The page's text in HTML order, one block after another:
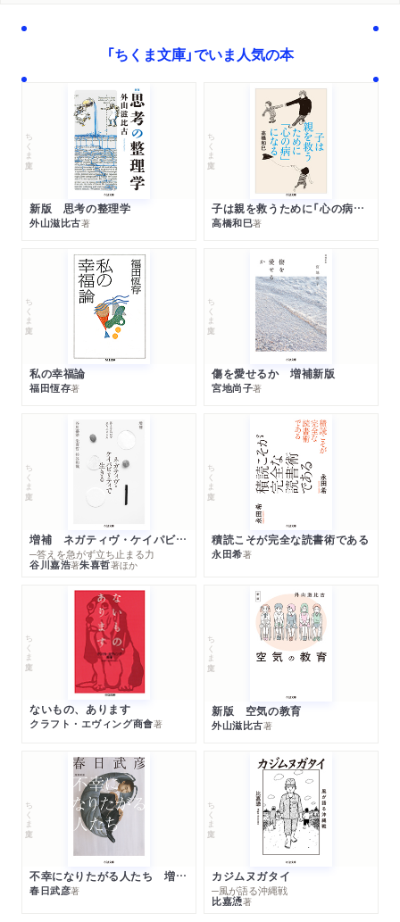
「ちくま文庫」でいま人気の本
ちくま文庫
新版 思考の整理学
外山滋比古著
ちくま文庫
子は親を救うために「心の病」になる
高橋和巳著
ちくま文庫
私の幸福論
福田恆存著
ちくま文庫
傷を愛せるか 増補新版
宮地尚子著
ちくま文庫
増補 ネガティヴ・ケイパビリティで生きる
─答えを急がず立ち止まる力
谷川嘉浩著朱喜哲著ほか
ちくま文庫
積読こそが完全な読書術である
永田希著
ちくま文庫
ないもの、あります
クラフト・エヴィング商會著
ちくま文庫
新版 空気の教育
外山滋比古著
ちくま文庫
不幸になりたがる人たち 増補新版
春日武彦著
ちくま文庫
カジムヌガタイ
─風が語る沖縄戦
比嘉慂著